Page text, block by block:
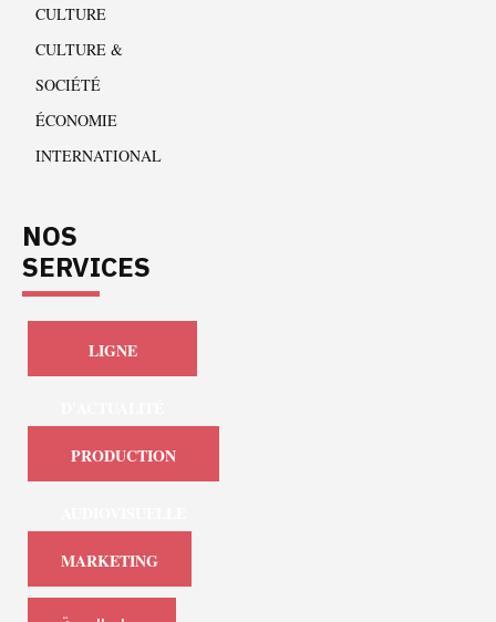
CULTURE
CULTURE &
SOCIÉTÉ
ÉCONOMIE
INTERNATIONAL
NOS
SERVICES
LIGNE
PRODUCTION
MARKETING